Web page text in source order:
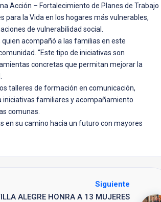
Acción – Fortalecimiento de Planes de Trabajo
para la Vida en los hogares más vulnerables,
de vulnerabilidad social.
acompañó a las familias en este
“Este tipo de iniciativas son
concretas que permitan mejorar la
talleres de formación en comunicación,
familiares y acompañamiento
comunas.
en su camino hacia un futuro con mayores
Siguiente
ALEGRE HONRA A 13 MUJERES